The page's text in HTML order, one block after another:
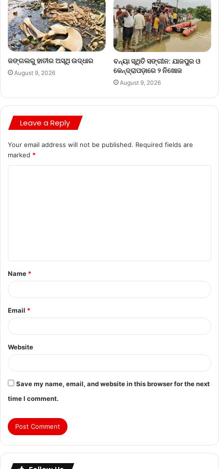
ଜଙ୍ଗଲରୁ ହାତୀର ଅସ୍ଥି ଉଦ୍ଧାର
August 9, 2026
ବନ୍ୟା ସ୍ଥିତି ସଙ୍ଗୀନ: ଯାଜପୁର ଓ
କେନ୍ଦ୍ରାପଡ଼ାରେ ୨ ନିଖୋଜ
August 9, 2026
Leave a Reply
Your email address will not be published. Required fields are
marked *
Name *
Email *
Website
Save my name, email, and website in this browser for the next
time I comment.